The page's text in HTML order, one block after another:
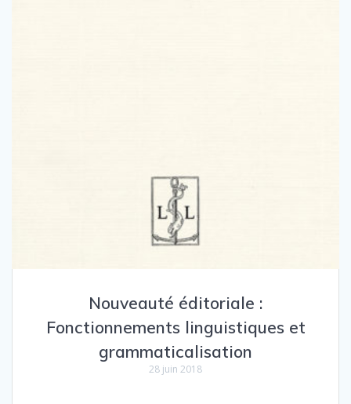
Nouveauté éditoriale :
Fonctionnements linguistiques et
grammaticalisation
28 juin 2018